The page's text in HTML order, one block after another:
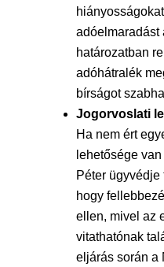
adóelmaradást
határozatban
adóhátralék
bírságot
Jogorvoslati
Ha nem ért
lehetősége
Péter ügyvédje
hogy
ellen, mivel az
vitathatónak
eljárás során a